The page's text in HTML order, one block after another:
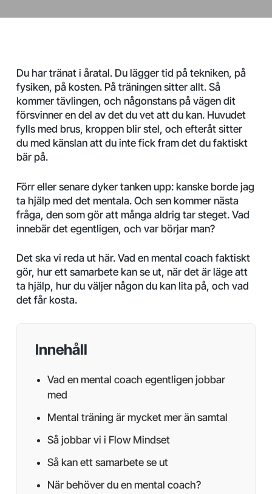
Du har tränat i åratal. Du lägger tid på tekniken, på
fysiken, på kosten. På träningen sitter allt. Så
kommer tävlingen, och någonstans på vägen dit
försvinner en del av det du vet att du kan. Huvudet
fylls med brus, kroppen blir stel, och efteråt sitter
du med känslan att du inte fick fram det du faktiskt
bär på.
Förr eller senare dyker tanken upp: kanske borde jag
ta hjälp med det mentala. Och sen kommer nästa
fråga, den som gör att många aldrig tar steget. Vad
innebär det egentligen, och var börjar man?
Det ska vi reda ut här. Vad en mental coach faktiskt
gör, hur ett samarbete kan se ut, när det är läge att
ta hjälp, hur du väljer någon du kan lita på, och vad
det får kosta.
Innehåll
Vad en mental coach egentligen jobbar
med
Mental träning är mycket mer än samtal
Så jobbar vi i Flow Mindset
Så kan ett samarbete se ut
När behöver du en mental coach?